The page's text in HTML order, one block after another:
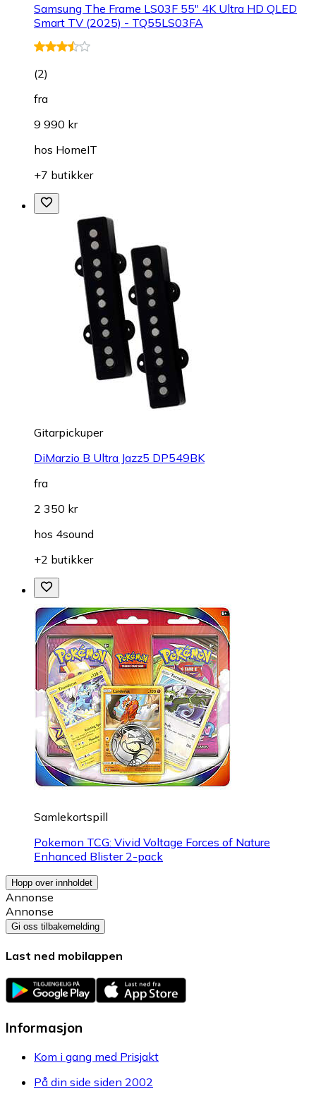
Samsung The Frame LS03F 55" 4K Ultra HD QLED
Smart TV (2025) - TQ55LS03FA
(2)
fra
9 990 kr
hos HomeIT
+7 butikker
Gitarpickuper
DiMarzio B Ultra Jazz5 DP549BK
fra
2 350 kr
hos 4sound
+2 butikker
Samlekortspill
Pokemon TCG: Vivid Voltage Forces of Nature
Enhanced Blister 2-pack
Hopp over innholdet
Annonse
Annonse
Gi oss tilbakemelding
Last ned mobilappen
Informasjon
Kom i gang med Prisjakt
På din side siden 2002